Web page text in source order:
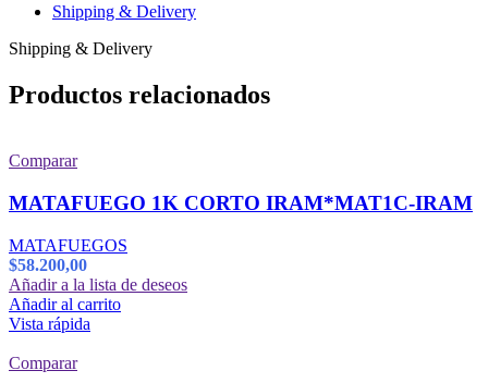
Shipping & Delivery
Shipping & Delivery
Productos relacionados
Comparar
MATAFUEGO 1K CORTO IRAM*MAT1C-IRAM
MATAFUEGOS
$58.200,00
Añadir a la lista de deseos
Añadir al carrito
Vista rápida
Comparar